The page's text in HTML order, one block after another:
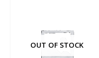
OUT OF STOCK